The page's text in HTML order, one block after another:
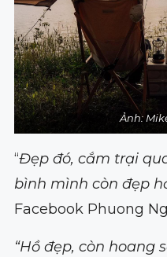
Ảnh:
“Đẹp đó, cắm trại
bình mình còn đẹp
Facebook Phuong
“Hồ đẹp, còn hoang